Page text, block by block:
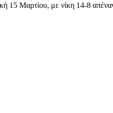
15 Μαρτίου, με νίκη 14-8